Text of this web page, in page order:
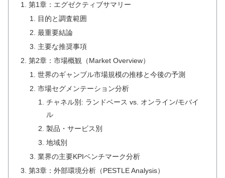
第1章：エグゼクティブサマリー
目的と調査範囲
最重要結論
主要な推奨事項
第2章：市場概観（Market Overview）
世界のギャンブル市場規模の推移と今後の予測
市場セグメンテーション分析
チャネル別: ランドベース vs. オンライン/モバイ
ル
製品・サービス別
地域別
業界の主要KPIベンチマーク分析
第3章：外部環境分析（PESTLE Analysis）